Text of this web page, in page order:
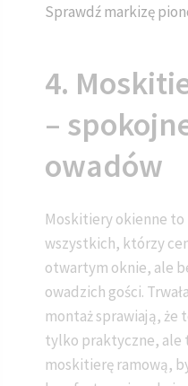
Sprawdź markizę
4.
–
owadów
Moskitiery okienne
wszystkich, którzy
otwartym oknie, ale
owadzich gości.
montaż sprawiają, że
tylko praktyczne, ale
moskitierę ramową,